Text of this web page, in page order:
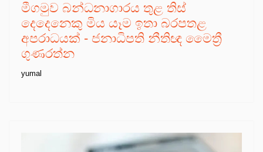
මීගමුව බන්ධනාගාරය තුළ තිස්
දෙදෙනෙකු මිය යෑම ඉතා බරපතළ
අපරාධයක් - ජනාධිපති නීතිඥ මෛත්‍රී
ගුණරත්න
yumal